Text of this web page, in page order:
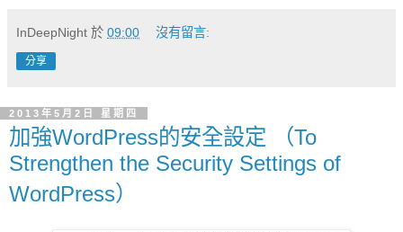
InDeepNight 於 09:00 沒有留言:
分享
2013年5月2日 星期四
加強WordPress的安全設定 （To
Strengthen the Security Settings of
WordPress）